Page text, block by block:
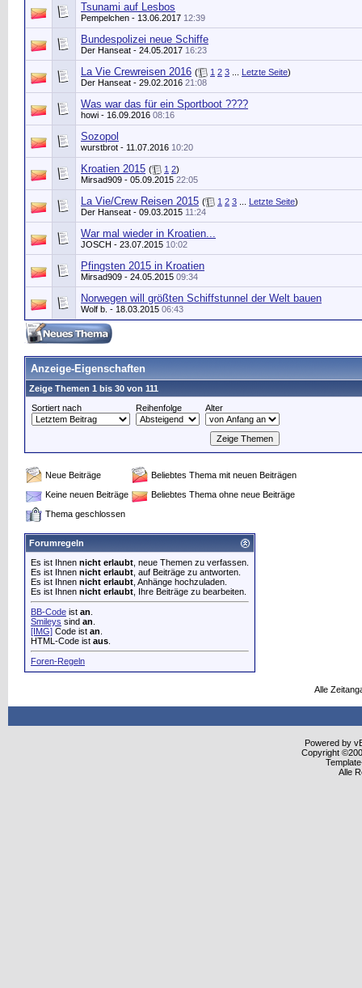
Tsunami auf Lesbos
Pempelchen - 13.06.2017 12:39
Bundespolizei neue Schiffe
Der Hanseat - 24.05.2017 16:23
La Vie Crewreisen 2016 ( 1 2 3 Letzte Seite)
Der Hanseat - 29.02.2016 21:08
Was war das für ein Sportboot ????
howi - 16.09.2016 08:16
Sozopol
wurstbrot - 11.07.2016 10:20
Kroatien 2015 ( 1 2)
Mirsad909 - 05.09.2015 22:05
La Vie/Crew Reisen 2015 ( 1 2 3 Letzte Seite)
Der Hanseat - 09.03.2015 11:24
War mal wieder in Kroatien...
JOSCH - 23.07.2015 10:02
Pfingsten 2015 in Kroatien
Mirsad909 - 24.05.2015 09:34
Norwegen will größten Schiffstunnel der Welt bauen
Wolf b. - 18.03.2015 06:43
Anzeige-Eigenschaften
Zeige Themen 1 bis 30 von 111
Sortiert nach
Reihenfolge Alter
Neue Beiträge
Beliebtes Thema mit neuen Beiträgen
Keine neuen Beiträge
Beliebtes Thema ohne neue Beiträge
Thema geschlossen
Forumregeln
Es ist Ihnen nicht erlaubt , neue Themen zu verfassen.
Es ist Ihnen nicht erlaubt , auf Beiträge zu antworten.
Es ist Ihnen nicht erlaubt , Anhänge hochzuladen.
Es ist Ihnen nicht erlaubt , Ihre Beiträge zu bearbeiten.
BB-Code ist an
Smileys sind an
[IMG] Code ist an
HTML-Code ist aus
Foren-Regeln
Alle
Powered by
Copyright
Alle